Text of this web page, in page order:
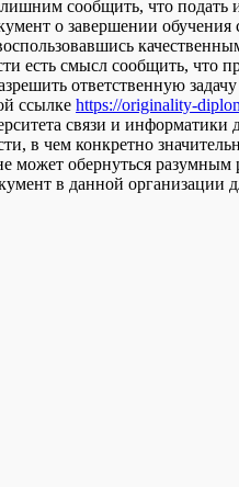
сообщить, что подать
о завершении обучения
есть смысл сообщить, что
ответственную
ссылке https://originality-
связи и информатики
в чем конкретно
обернуться разумным
в данной организации